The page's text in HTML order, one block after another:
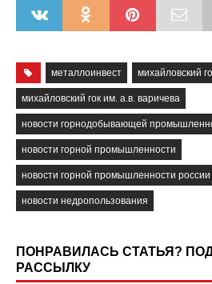
металлоинвест михайловский
михайловский гок им. а.в. варичева
новости горнодобывающей
новости горной промышленности
новости горной промышленности россии
новости недропользования
ПОНРАВИЛАСЬ СТАТЬЯ?
РАССЫЛКУ